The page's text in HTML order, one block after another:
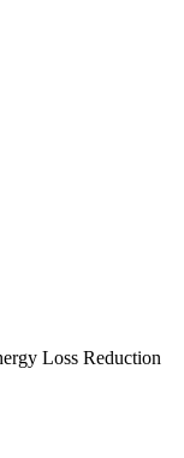
Loss Reduction